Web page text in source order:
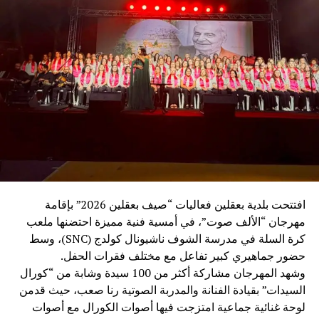
ترسيخ قيم الاعتدال والحكمة والانفتاح، وبمكانتها العربية
والإسلامية بقيادة جلالة الملك عبد الله الثاني. كما أثنى على
شخصية السفير الحديد، واصفًا إياه بأنه “سفير للمحبة والأخوّة
والفكر”، لما يجسده من حكمة ورقي في العمل الدبلوماسي،
مؤكدًا أن عكار كانت وستبقى أرضًا للكرامة والوطنية والانتماء
العربي، وحاضنةً للقاءات التي تعزز أواصر الأخوة والتلاقي بين
أبناء الوطن والأشقاء العرب.
وعقب الغداء، قام الوفد بجولة في بركة ومحمية بينو الطبيعية،
حيث كان في استقبالهم رئيس اتحاد بلديات الجومة ورئيس بلدية
رحبة الأستاذ عدنان ملحم، ورئيسة بلدية بينو الدكتورة كارول
فارس، اللذان قدّما شرحًا عن المحمية، وأهميتها البيئية، وتاريخ
بلدة بينو العريق وإرثها الثقافي.
بعدها، توجّه الوفد إلى منطقة القموعة – غابة العذر، حيث كان
في استقبالهم رئيس اللجنة السياحية ورئيس بلدية فنيدق
افتتحت بلدية بعقلين فعاليات “صيف بعقلين 2026” بإقامة
مهرجان “الألف صوت”، في أمسية فنية مميزة احتضنها ملعب
كرة السلة في مدرسة الشوف ناشيونال كولدج (SNC)، وسط
حضور جماهيري كبير تفاعل مع مختلف فقرات الحفل.
وشهد المهرجان مشاركة أكثر من 100 سيدة وشابة من “كورال
السيدات” بقيادة الفنانة والمدربة الصوتية رنا صعب، حيث قدمن
لوحة غنائية جماعية امتزجت فيها أصوات الكورال مع أصوات